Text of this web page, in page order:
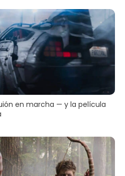
en marcha — y la película